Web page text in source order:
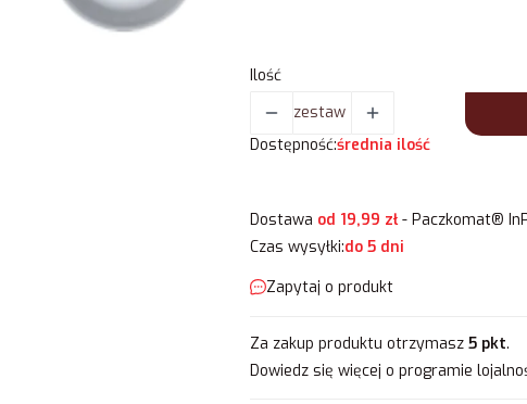
Ilość
zestaw
Dostępność:średnia ilość
Dostawa od 19,99 zł- Paczkomat®
Czas wysyłki:do 5 dni
Zapytaj o produkt
Za zakup produktu otrzymasz5 pkt.
Dowiedz sięwięcej o programie